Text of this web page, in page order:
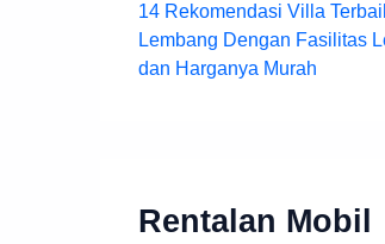
14 Rekomendasi Villa
Lembang Dengan Fasilitas
dan Harganya Murah
Rentalan Mobil